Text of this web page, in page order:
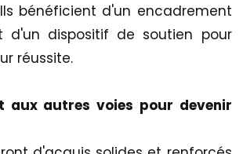
bénéficient d'un encadrement
dispositif de soutien pour
réussite.
autres voies pour devenir